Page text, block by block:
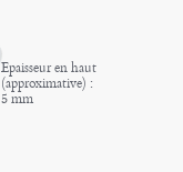
Epaisseur en haut
(approximative) :
5 mm